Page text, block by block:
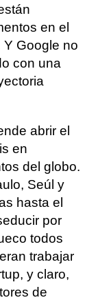
en el
Y Google no
con una
abrir el
en
del globo.
Seúl y
hasta el
por
todos
trabajar
y claro,
de